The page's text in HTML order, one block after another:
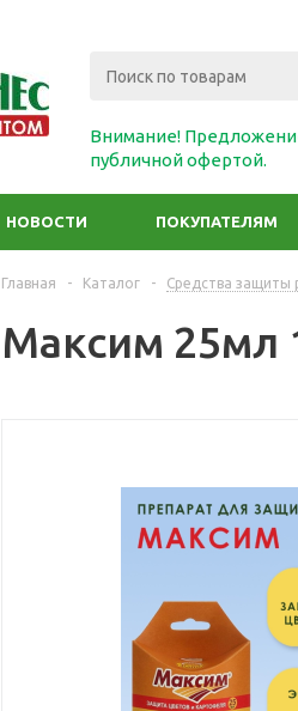
Внимание!
публичной офертой.
НОВОСТИ ПОКУПАТЕЛЯМ
Главная - Каталог - Средства защиты
Максим 25мл